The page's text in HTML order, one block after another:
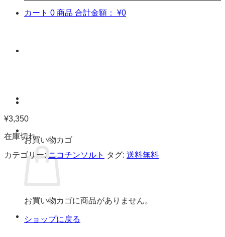
カート 0 商品 合計金額： ¥0
お買い物カゴ
お買い物カゴに商品がありません。
ショップに戻る
¥3,350
在庫切れ
カテゴリー: ニコチンソルト タグ: 送料無料